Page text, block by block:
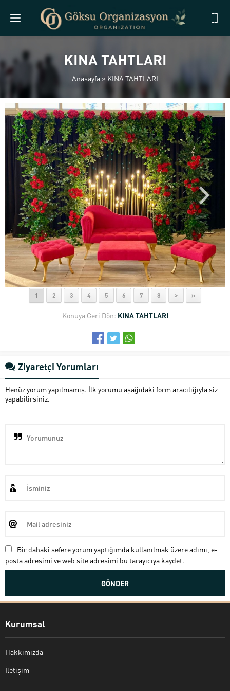
KINA TAHTLARI
Anasayfa » KINA TAHTLARI
1 2 3 4 5 6 7 8 > »
Konuya Geri Dön: KINA TAHTLARI
Ziyaretçi Yorumları
Henüz yorum yapılmamış. İlk yorumu aşağıdaki form aracılığıyla siz
yapabilirsiniz.
Bir dahaki sefere yorum yaptığımda kullanılmak üzere adımı, e-
posta adresimi ve web site adresimi bu tarayıcıya kaydet.
Kurumsal
Hakkımızda
İletişim